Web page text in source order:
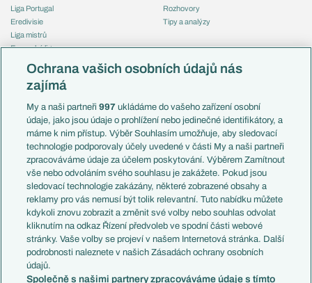
Liga Portugal
Eredivisie
Liga mistrů
Evropská liga
Mistrovství světa
Liga národů
Témata
Představení týmů MS
EuroSkauting
PL v kostce
Evropské koeficienty
Přestupy
Přestupové spekulace
Zranění
Kluby
Arsenal FC
Chelsea FC
Manchester United
Rozhovory
Tipy a analýzy
Česko
Francie
Itálie
Německo
Španělsko
Argentina
Brazílie
Přestupy
Zápasy
Livescore
Tipovací soutěž
Ochrana vašich osobních údajů nás
zajímá
My a naši partneři997 ukládáme do vašeho zařízení osobní
údaje, jako jsou údaje o prohlížení nebo jedinečné identifikátory, a
máme k nim přístup. Výběr Souhlasím umožňuje, aby sledovací
technologie podporovaly účely uvedené v části My a naši partneři
zpracováváme údaje za účelem poskytování. Výběrem Zamítnout
vše nebo odvoláním svého souhlasu je zakážete. Pokud jsou
sledovací technologie zakázány, některé zobrazené obsahy a
reklamy pro vás nemusí být tolik relevantní. Tuto nabídku můžete
kdykoli znovu zobrazit a změnit své volby nebo souhlas odvolat
kliknutím na odkaz Řízení předvoleb ve spodní části webové
stránky. Vaše volby se projeví v našem Internetová stránka. Další
podrobnosti naleznete v našich Zásadách ochrany osobních
údajů.
Společně s našimi partnery zpracováváme údaje s tímto